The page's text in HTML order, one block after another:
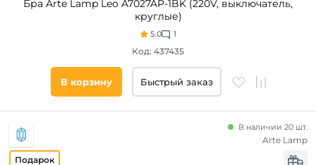
Бра Arte Lamp Leo A7027AP-1BK (220V, выключатель,
круглые)
5.0 1
Код: 437435
В корзину Быстрый заказ
В наличии 20 шт.
Arte Lamp